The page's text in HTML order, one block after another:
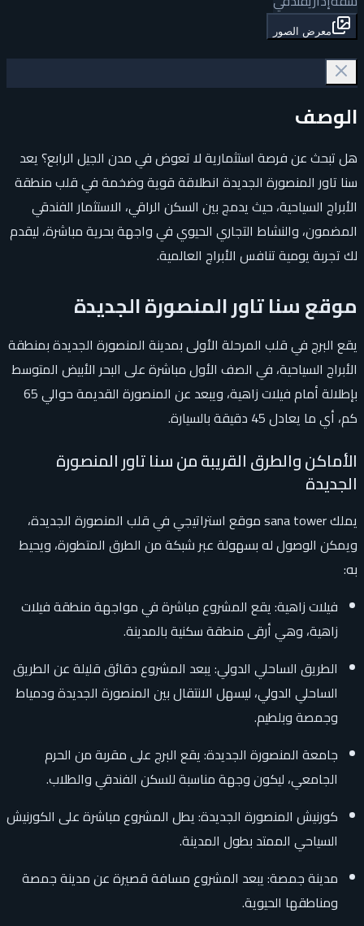
معرض الصور
الوصف
هل تبحث عن فرصة استثمارية لا تعوض في مدن الجيل الرابع؟ يعد
سنا تاور المنصورة الجديدة انطلاقة قوية وضخمة في قلب منطقة
الأبراج السياحية، حيث يدمج بين السكن الراقي، الاستثمار الفندقي
المضمون، والنشاط التجاري الحيوي في واجهة بحرية مباشرة، ليقدم
لك تجربة يومية تنافس الأبراج العالمية.
موقع سنا تاور المنصورة الجديدة
يقع البرج في قلب المرحلة الأولى بمدينة المنصورة الجديدة بمنطقة
الأبراج السياحية، في الصف الأول مباشرة على البحر الأبيض المتوسط
بإطلالة أمام فيلات زاهية، ويبعد عن المنصورة القديمة حوالي 65
كم، أي ما يعادل 45 دقيقة بالسيارة.
الأماكن والطرق القريبة من سنا تاور المنصورة
الجديدة
يملك sana tower موقع استراتيجي في قلب المنصورة الجديدة،
ويمكن الوصول له بسهولة عبر شبكة من الطرق المتطورة، ويحيط
به:
فيلات زاهية: يقع المشروع مباشرة في مواجهة منطقة فيلات
زاهية، وهي أرقى منطقة سكنية بالمدينة.
الطريق الساحلي الدولي: يبعد المشروع دقائق قليلة عن الطريق
الساحلي الدولي، ليسهل الانتقال بين المنصورة الجديدة ودمياط
وجمصة وبلطيم.
جامعة المنصورة الجديدة: يقع البرج على مقربة من الحرم
الجامعي، ليكون وجهة مناسبة للسكن الفندقي والطلاب.
كورنيش المنصورة الجديدة: يطل المشروع مباشرة على الكورنيش
السياحي الممتد بطول المدينة.
مدينة جمصة: يبعد المشروع مسافة قصيرة عن مدينة جمصة
ومناطقها الحيوية.